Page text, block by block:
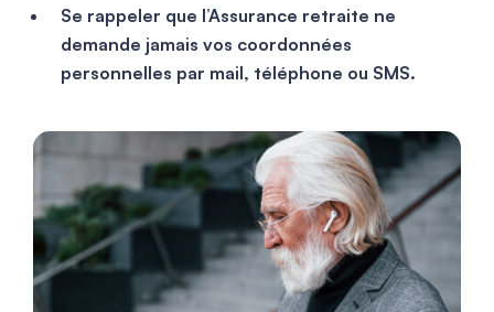
Se rappeler que l’Assurance retraite ne
demande jamais vos coordonnées
personnelles par mail, téléphone ou SMS.